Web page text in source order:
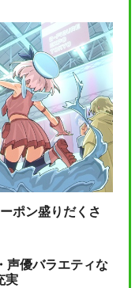
ポン盛りだくさ
声優バラエティな
実